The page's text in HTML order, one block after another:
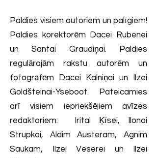
Paldies visiem autoriem un palīgiem!
Paldies korektorēm Dacei Rubenei
un Santai Graudiņai. Paldies
regulārajām rakstu autorēm un
fotogrāfēm Dacei Kalniņai un Ilzei
Goldšteinai-Yseboot. Pateicamies
arī visiem iepriekšējiem avīzes
redaktoriem: Iritai Ķīsei, Ilonai
Strupkai, Aldim Austeram, Agnim
Saukam, Ilzei Veserei un Ilzei